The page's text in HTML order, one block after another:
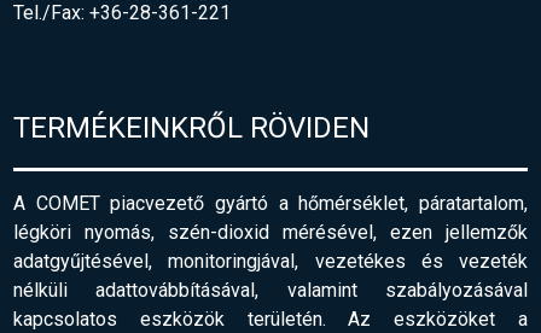
Tel./Fax: +36-28-361-221
TERMÉKEINKRŐL RÖVIDEN
A COMET piacvezető gyártó a hőmérséklet, páratartalom,
légköri nyomás, szén-dioxid mérésével, ezen jellemzők
adatgyűjtésével, monitoringjával, vezetékes és vezeték
nélküli adattovábbításával, valamint szabályozásával
kapcsolatos eszközök területén. Az eszközöket a